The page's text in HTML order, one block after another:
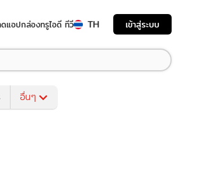
ดแอปกล่องทรูไอดี ทีวี TH เข้าสู่ระบบ
อื่นๆ